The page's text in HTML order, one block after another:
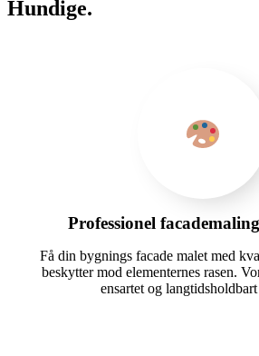
Hundige.
Professionel
Få din bygnings facade malet med
beskytter mod elementernes rasen.
ensartet og